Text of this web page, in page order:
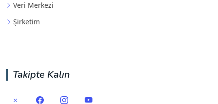
Veri Merkezi
Şirketim
Takipte Kalın